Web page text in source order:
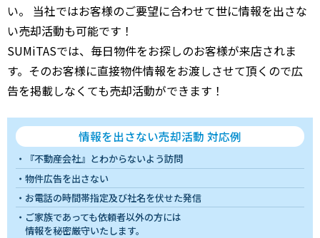
い。 当社ではお客様のご要望に合わせて世に情報を出さな
い売却活動も可能です！
SUMiTASでは、毎日物件をお探しのお客様が来店されま
す。そのお客様に直接物件情報をお渡しさせて頂くので広
告を掲載しなくても売却活動ができます！
情報を出さない売却活動 対応例
『不動産会社』とわからないよう訪問
物件広告を出さない
お電話の時間帯指定及び社名を伏せた発信
ご家族であっても依頼者以外の方には
情報を秘密厳守いたします。